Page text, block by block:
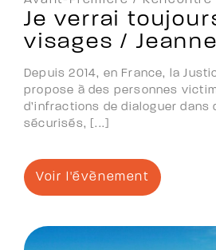
Je verrai
visages /
Depuis 2014, en France, la
propose à des personnes
d’infractions de dialoguer
sécurisés, [...]
Voir l'évènement